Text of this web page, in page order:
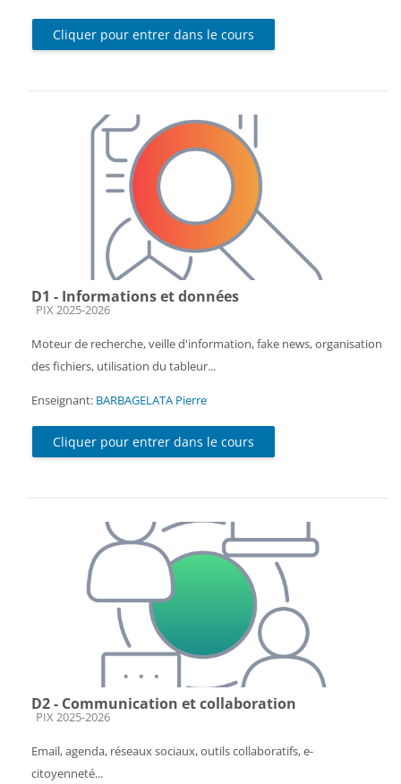
Cliquer pour entrer dans le cours
D1 - Informations et données
Catégorie de cours
PIX 2025-2026
Moteur de recherche, veille d'information, fake news, organisation
des fichiers, utilisation du tableur...
Enseignant: BARBAGELATA Pierre
Cliquer pour entrer dans le cours
D2 - Communication et collaboration
Catégorie de cours
PIX 2025-2026
Email, agenda, réseaux sociaux, outils collaboratifs, e-
citoyenneté...